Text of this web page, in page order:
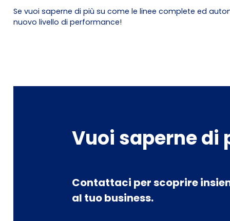
Se vuoi saperne di più su come le linee complete ed
nuovo livello di performance!
Vuoi saperne di
Contattaci per scoprire
al tuo business.